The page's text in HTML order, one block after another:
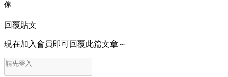
你
回覆貼文
現在加入會員即可回覆此篇文章～